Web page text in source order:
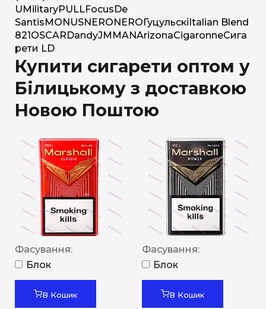
U MilitaryPULLFocus De
Santis MONUSNERO NERO Гуцульскі Italian Blend
821 OSCAR DandyJM MANArizonaCigaronneСига
рети LD
Купити сигарети оптом у
Білицькому з доставкою
Новою Поштою
Фасування:
Блок
В Кошик
Фасування:
Блок
В Кошик